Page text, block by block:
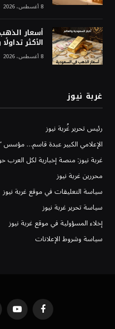
8 أغسطس، 2026
الأكثر
8 أغسطس، 2026
غربة نيوز
رئيس تحرير غُربة نيوز
الإعلامي الكبير عبدة قاسم… مؤسس
غربة نيوز: منصة إخبارية لكل العرب
محررين غربة نيوز
سياسة التعليقات في موقع غربة نيوز
سياسة تحرير غربة نيوز
إخلاء المسؤولية في موقع غربة نيوز
سياسة وشروط الإعلانات
فيسبوك